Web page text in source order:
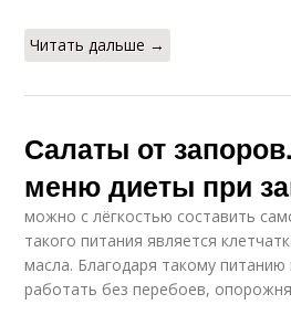
Читать дальше →
Салаты от
меню диеты при
можно с лёгкостью составить
такого питания является
масла. Благодаря такому питанию
работать без перебоев,